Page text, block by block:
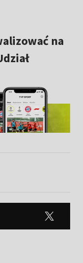
na